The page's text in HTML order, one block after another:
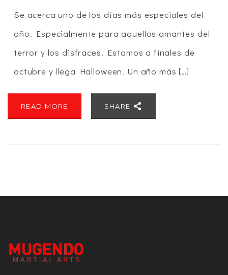
Se acerca uno de los días más especiales del
año. Especialmente para aquellos amantes del
terror y los disfraces. Estamos a finales de
octubre y llega Halloween. Un año más […]
READ MORE SHARE